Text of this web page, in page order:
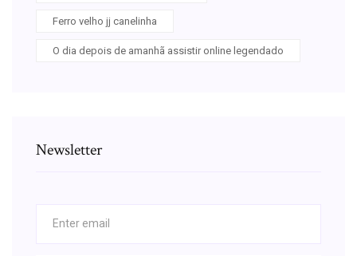
Ferro velho jj canelinha
O dia depois de amanhã assistir online legendado
Newsletter